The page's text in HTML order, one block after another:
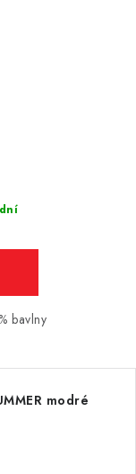
bavlny
modré